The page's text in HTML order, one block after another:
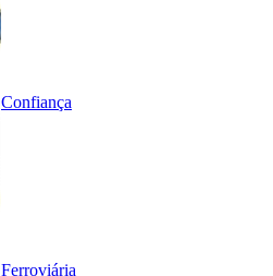
Confiança
Ferroviária